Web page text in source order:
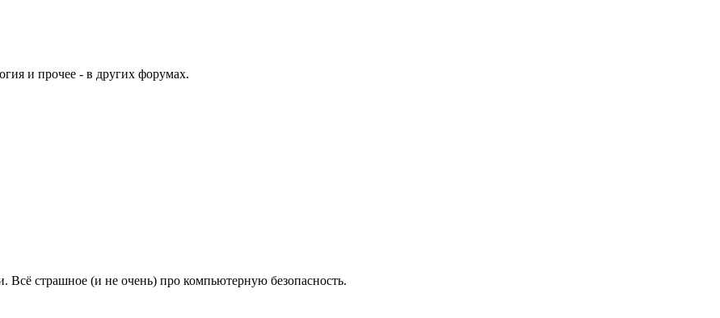
и прочее - в других форумах.
страшное (и не очень) про компьютерную безопасность.